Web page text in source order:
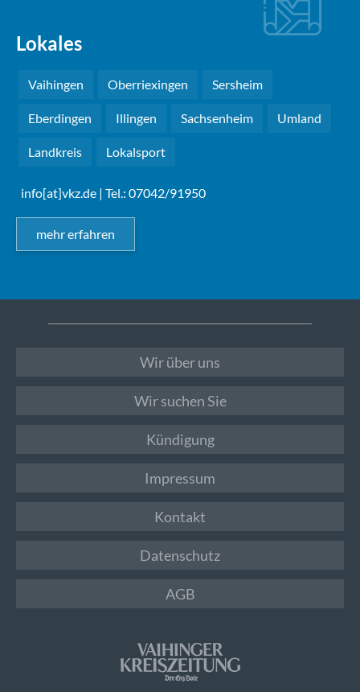
Lokales
Vaihingen Oberriexingen Sersheim
Eberdingen Illingen Sachsenheim Umland
Landkreis Lokalsport
info[at]vkz.de | Tel.: 07042/91950
mehr erfahren
Wir über uns
Wir suchen Sie
Kündigung
Impressum
Kontakt
Datenschutz
AGB